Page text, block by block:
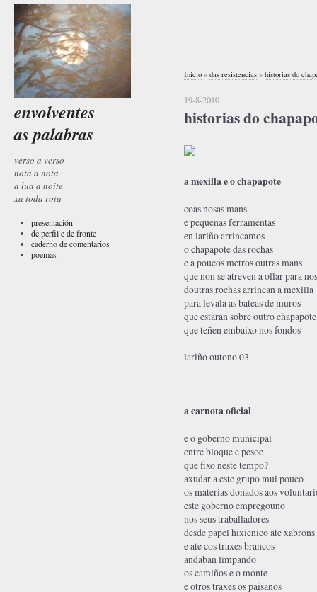
envolventes
as palabras
verso a verso
nota a nota
a lua a noite
xa toda rota
presentación
de perfil e de fronte
caderno de comentarios
poemas
Inicio » das resistencias » historias do
19-8-2010
historias do
a mexilla e o chapapote
coas nosas mans
e pequenas ferramentas
en lariño arrincamos
o chapapote das rochas
e a poucos metros outras mans
que non se atreven a ollar para nos
doutras rochas arrincan a mexilla
para levala as bateas de muros
que estarán sobre outro chapapote
que teñen embaixo nos fondos
lariño outono 03
a carnota oficial
e o goberno municipal
entre bloque e pesoe
que fixo neste tempo?
axudar a este grupo mui pouco
os materias donados aos
este goberno empregouno
nos seus traballadores
desde papel hixienico ate xabrons
e ate cos traxes brancos
andaban limpando
os camiños e o monte
e otros traxes os paisanos